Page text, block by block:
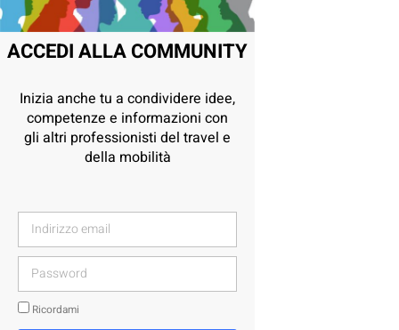
ACCEDI ALLA COMMUNITY
Inizia anche tu a condividere idee,
competenze e informazioni con
gli altri professionisti del travel e
della mobilità
Ricordami